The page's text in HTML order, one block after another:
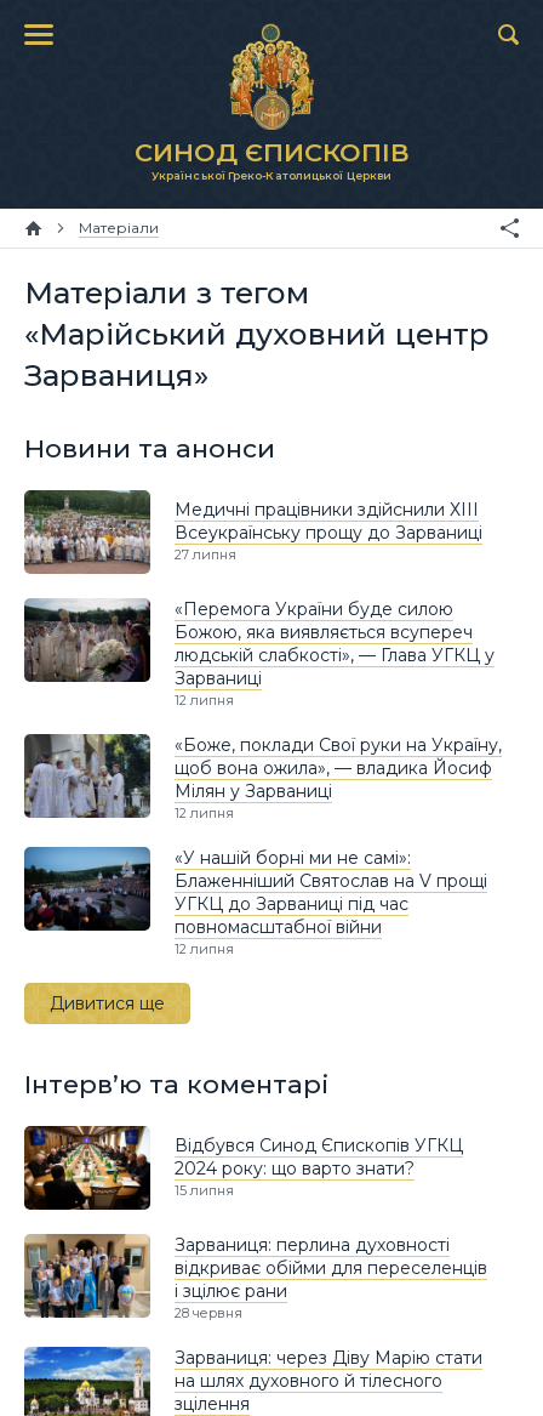
СИНОД ЄПИСКОПІВ
Української Греко-Католицької Церкви
Матеріали
Матеріали з тегом
«Марійський духовний центр
Зарваниця»
Новини та анонси
Медичні працівники здійснили ХІІІ
Всеукраїнську прощу до Зарваниці
27 липня
«Перемога України буде силою
Божою, яка виявляється всупереч
людській слабкості», — Глава УГКЦ у
Зарваниці
12 липня
«Боже, поклади Свої руки на Україну,
щоб вона ожила», — владика Йосиф
Мілян у Зарваниці
12 липня
«У нашій борні ми не самі»:
Блаженніший Святослав на V прощі
УГКЦ до Зарваниці під час
повномасштабної війни
12 липня
Дивитися ще
Інтерв’ю та коментарі
Відбувся Синод Єпископів УГКЦ
2024 року: що варто знати?
15 липня
Зарваниця: перлина духовності
відкриває обійми для переселенців
і зцілює рани
28 червня
Зарваниця: через Діву Марію стати
на шлях духовного й тілесного
зцілення